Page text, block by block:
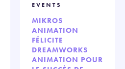
EVENTS
MIKROS
ANIMATION
FÉLICITE
DREAMWORKS
ANIMATION POUR